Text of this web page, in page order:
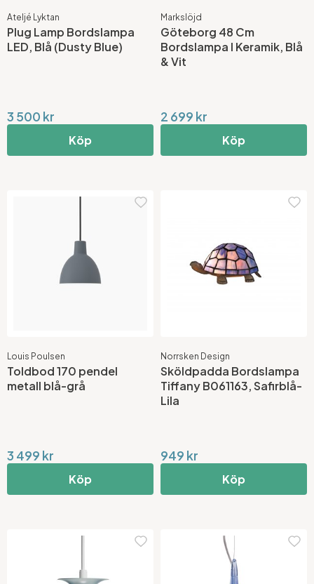
Ateljé Lyktan
Plug Lamp Bordslampa
LED, Blå (Dusty Blue)
3 500 kr
Köp
Markslöjd
Göteborg 48 Cm
Bordslampa I Keramik, Blå
& Vit
2 699 kr
Köp
Louis Poulsen
Toldbod 170 pendel
metall blå-grå
3 499 kr
Köp
Norrsken Design
Sköldpadda Bordslampa
Tiffany B061163, Safirblå-
Lila
949 kr
Köp